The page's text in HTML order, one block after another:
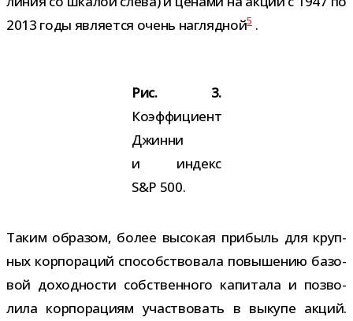
2013 годы явля­ется очень нагляд­ной5.
Рис. 3.
Коэффициент
Джинни
и индекс
S&P 500.
Таким обра­зом, более высо­кая при­быль для круп­
ных кор­по­ра­ций спо­соб­ство­вала повы­ше­нию базо­
вой доход­но­сти соб­ствен­ного капи­тала и поз­во­
лила кор­по­ра­циям участ­во­вать в выкупе акций.